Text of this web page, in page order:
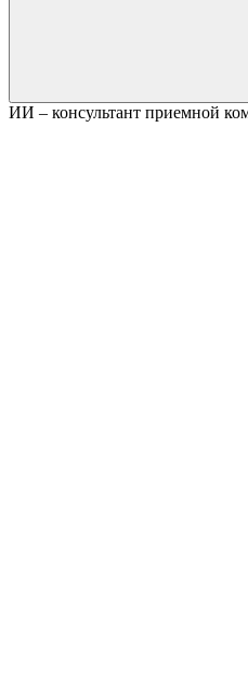
ИИ – консультант приемной